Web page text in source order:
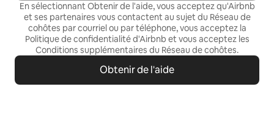
En sélectionnant Obtenir de l'aide, vous acceptez qu'Airbnb
et ses partenaires vous contactent au sujet du Réseau de
cohôtes par courriel ou par téléphone, vous acceptez la
Politique de confidentialitéd'Airbnb et vous acceptez les
Conditions supplémentaires du Réseau de cohôtes.
Obtenir de l'aide